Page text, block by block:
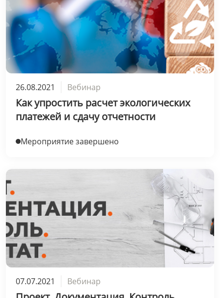
26.08.2021 Вебинар
Как упростить расчет экологических
платежей и сдачу отчетности
Мероприятие завершено
07.07.2021 Вебинар